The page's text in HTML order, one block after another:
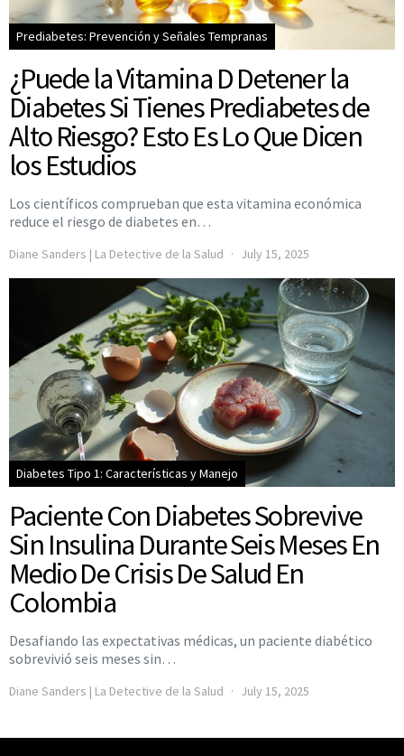
Prediabetes: Prevención y Señales Tempranas
¿Puede la Vitamina D Detener la
Diabetes Si Tienes Prediabetes de
Alto Riesgo? Esto Es Lo Que Dicen
los Estudios
Los científicos comprueban que esta vitamina económica
reduce el riesgo de diabetes en…
Diane Sanders | La Detective de la Salud July 15, 2025
Diabetes Tipo 1: Características y Manejo
Paciente Con Diabetes Sobrevive
Sin Insulina Durante Seis Meses En
Medio De Crisis De Salud En
Colombia
Desafiando las expectativas médicas, un paciente diabético
sobrevivió seis meses sin…
Diane Sanders | La Detective de la Salud July 15, 2025